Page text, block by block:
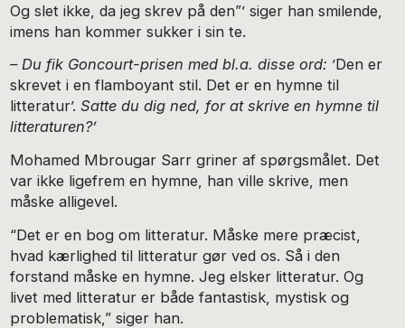
Og slet ikke, da jeg skrev på den”’ siger han smilende,
imens han kommer sukker i sin te.
– Du fik Goncourt-prisen med bl.a. disse ord: ’Den er
skrevet i en flamboyant stil. Det er en hymne til
litteratur’. Satte du dig ned, for at skrive en hymne til
litteraturen?’
Mohamed Mbrougar Sarr griner af spørgsmålet. Det
var ikke ligefrem en hymne, han ville skrive, men
måske alligevel.
“Det er en bog om litteratur. Måske mere præcist,
hvad kærlighed til litteratur gør ved os. Så i den
forstand måske en hymne. Jeg elsker litteratur. Og
livet med litteratur er både fantastisk, mystisk og
problematisk,” siger han.